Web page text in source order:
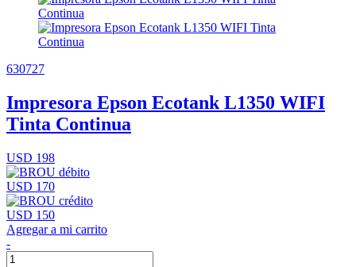
630727
Impresora Epson Ecotank L1350 WIFI
Tinta Continua
USD 198
USD 170
USD 150
Agregar a mi carrito
-